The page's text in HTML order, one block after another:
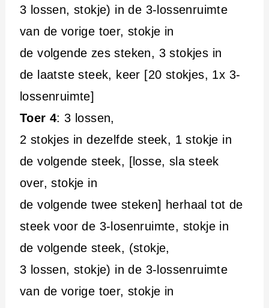
3 lossen, stokje) in de 3-lossenruimte
van de vorige toer, stokje in
de volgende zes steken, 3 stokjes in
de laatste steek, keer [20 stokjes, 1x 3-
lossenruimte]
Toer 4: 3 lossen,
2 stokjes in dezelfde steek, 1 stokje in
de volgende steek, [losse, sla steek
over, stokje in
de volgende twee steken] herhaal tot de
steek voor de 3-losenruimte, stokje in
de volgende steek, (stokje,
3 lossen, stokje) in de 3-lossenruimte
van de vorige toer, stokje in